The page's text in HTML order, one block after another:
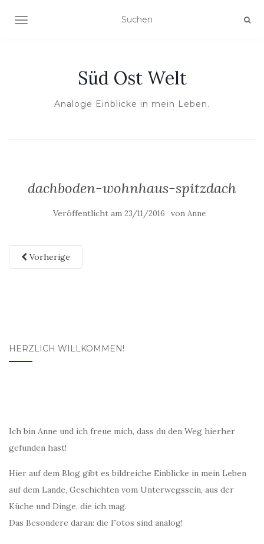
NAVIGATION UMSCHALTEN
Süd Ost Welt
Analoge Einblicke in mein Leben.
dachboden-wohnhaus-spitzdach
Veröffentlicht am 23/11/2016 von Anne
Vorherige
HERZLICH WILLKOMMEN!
Ich bin Anne und ich freue mich, dass du den Weg hierher
gefunden hast!
Hier auf dem Blog gibt es bildreiche Einblicke in mein Leben
auf dem Lande, Geschichten vom Unterwegssein, aus der
Küche und Dinge, die ich mag.
Das Besondere daran: die Fotos sind analog!